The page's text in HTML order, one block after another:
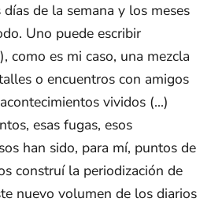
de la semana y los meses
Uno puede escribir
como es mi caso, una mezcla
o encuentros con amigos
vividos (...)
esas fugas, esos
han sido, para mí, puntos de
construí la periodización de
nuevo volumen de los diarios